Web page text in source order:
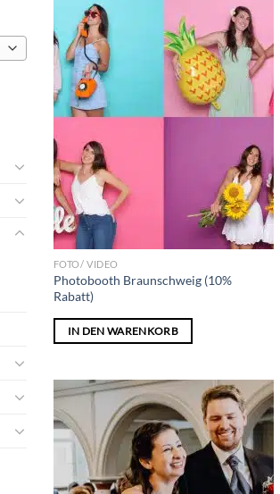
FOTO/ VIDEO
Photobooth Braunschweig (10%
Rabatt)
IN DEN WARENKORB